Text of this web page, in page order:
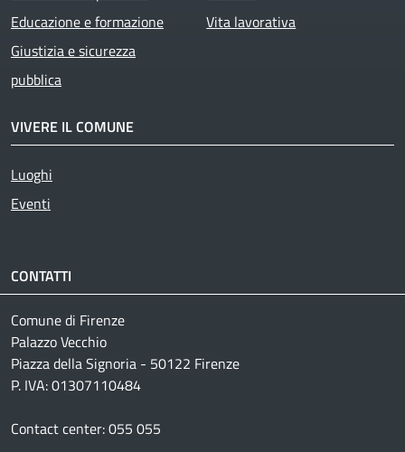
Educazione e formazione
Giustizia e sicurezza
pubblica
Vita lavorativa
VIVERE IL COMUNE
Luoghi
Eventi
CONTATTI
Comune di Firenze
Palazzo Vecchio
Piazza della Signoria - 50122 Firenze
P. IVA: 01307110484
Contact center: 055 055